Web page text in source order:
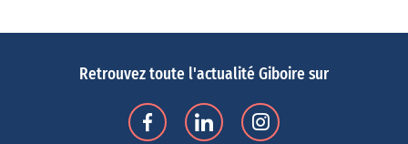
Retrouvez toute l'actualité Giboire sur